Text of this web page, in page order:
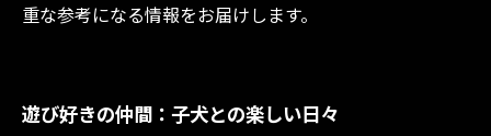
重な参考になる情報をお届けします。
遊び好きの仲間：子犬との楽しい日々